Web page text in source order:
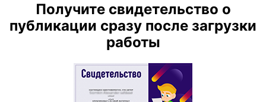
Получите свидетельство о
публикации сразу после загрузки
работы